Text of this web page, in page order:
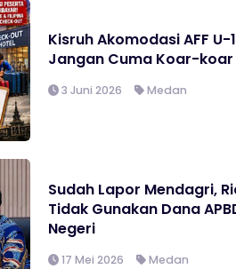
Kisruh Akomodasi AFF
Jangan Cuma Koar-koar
3 Juni 2026 Medan
Sudah Lapor Mendagri,
Tidak Gunakan Dana
Negeri
17 Mei 2026 Medan